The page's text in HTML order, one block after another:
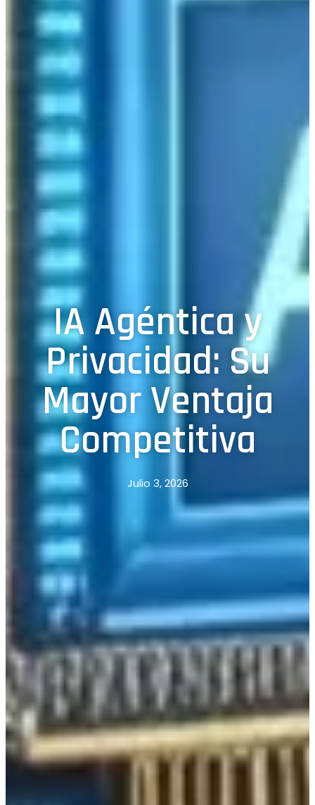
IA Agéntica y
Privacidad: Su
Mayor Ventaja
Competitiva
Julio 3, 2026